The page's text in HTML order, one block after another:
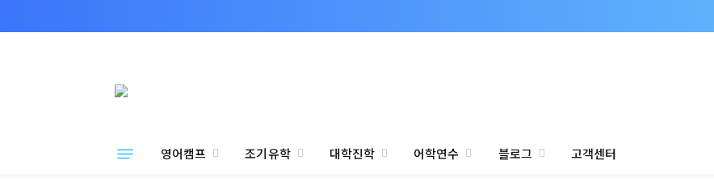
영어캠프 조기유학 대학진학 어학연수 블로그 고객센터